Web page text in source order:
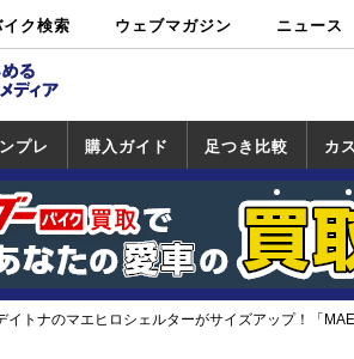
イク検索
バイ
新車検
ログ検
ップ検
ウェブマガジン ニュース
プレ
プレ
ンフ
ィ
購入ガイド
一覧
足つき比較 カ
カ
一
ホン
ヤマ
スズ
カ
イトナのマエヒロシェルターがサイズアップ！「